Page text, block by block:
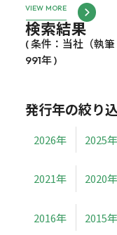
VIEW MORE
検索結果
( 条件：当社（執
991年 )
発行年の絞り
2026年 2025年
2021年 2020年
2016年 2015年